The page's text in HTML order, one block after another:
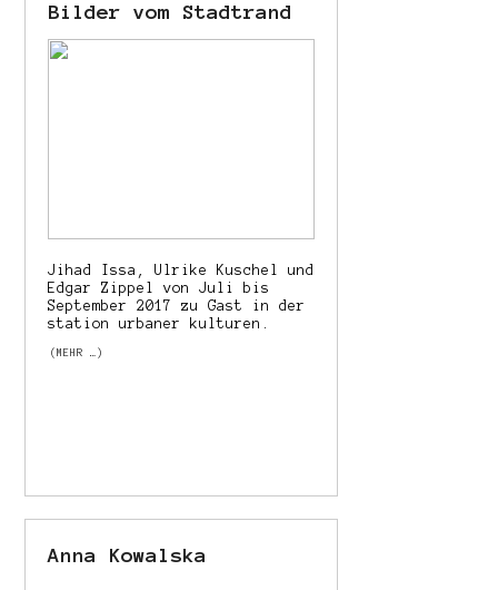
Bilder vom Stadtrand
Jihad Issa, Ulrike Kuschel und
Edgar Zippel von Juli bis
September 2017 zu Gast in der
station urbaner kulturen.
(MEHR …)
Anna Kowalska